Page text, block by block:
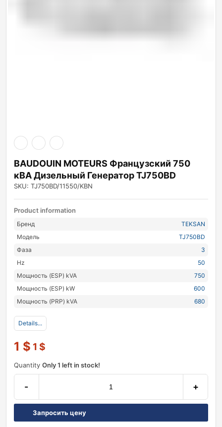
BAUDOUIN MOTEURS Французский 750
кВА Дизельный Генератор TJ750BD
SKU: TJ750BD/11550/KBN
Product information
Бренд
TEKSAN
Модель
TJ750BD
Фаза
3
Hz
50
Мощность (ESP) kVA
750
Мощность (ESP) kW
600
Мощность (PRP) kVA
680
Details...
1 $ 1 $
Quantity Only 1 left in stock!
- +
Запросить цену